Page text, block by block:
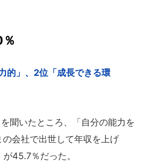
的」、2位「成長できる環
聞いたところ、「自分の能力を
会社で出世して年収を上げ
45.7％だった。